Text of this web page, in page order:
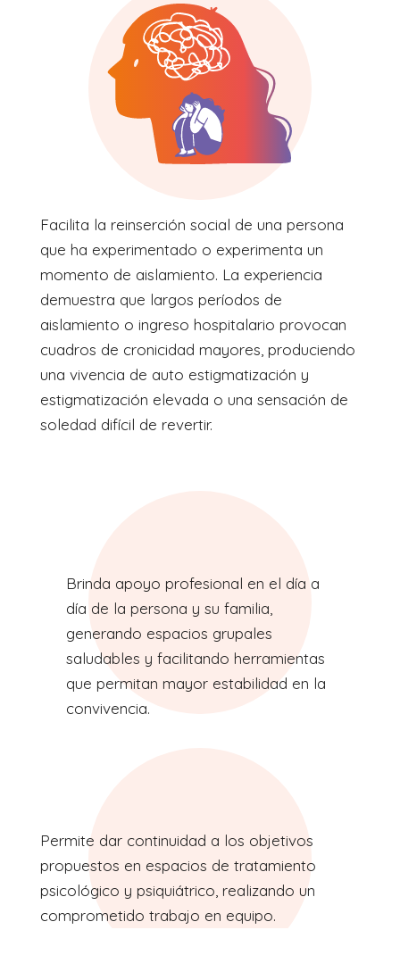
Facilita la reinserción social de una persona
que ha experimentado o experimenta un
momento de aislamiento. La experiencia
demuestra que largos períodos de
aislamiento o ingreso hospitalario provocan
cuadros de cronicidad mayores, produciendo
una vivencia de auto estigmatización y
estigmatización elevada o una sensación de
soledad difícil de revertir.
Brinda apoyo profesional en el día a
día de la persona y su familia,
generando espacios grupales
saludables y facilitando herramientas
que permitan mayor estabilidad en la
convivencia.
Permite dar continuidad a los objetivos
propuestos en espacios de tratamiento
psicológico y psiquiátrico, realizando un
comprometido trabajo en equipo.